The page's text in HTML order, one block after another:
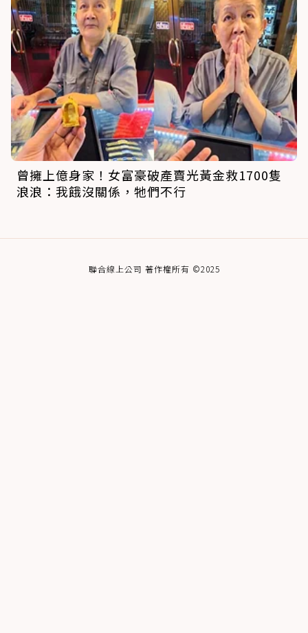
曾擁上億身家！女富豪破產賣光黃金救1700隻
浪浪：我餓沒關係，牠們不行
聯合線上公司 著作權所有 ©2025